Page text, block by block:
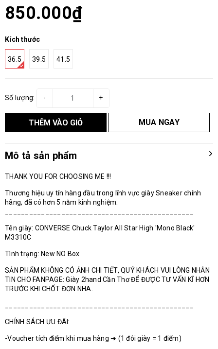
850.000₫
Kích thước
36.5 39.5 41.5
Số lượng: +
-
THÊM VÀO GIỎ MUA NGAY
Mô tả sản phẩm
THANK YOU FOR CHOOSING ME !!!
Thương hiệu uy tín hàng đầu trong lĩnh vực giày Sneaker chính
hãng, đã có hơn 5 năm kinh nghiệm.
Tên giày: CONVERSE Chuck Taylor All Star High 'Mono Black'
M3310C
Tình trạng: New NO Box
SẢN PHẨM KHÔNG CÓ ẢNH CHI TIẾT, QUÝ KHÁCH VUI LÒNG NHẮN
TIN CHO FANPAGE: Giày 2hand Cần Thơ ĐỂ ĐƯỢC TƯ VẤN KĨ HƠN
TRƯỚC KHI CHỐT ĐƠN NHA.
CHÍNH SÁCH ƯU ĐÃI:
-Voucher tích điểm khi mua hàng ➜ (1 đôi giày = 1 điểm)